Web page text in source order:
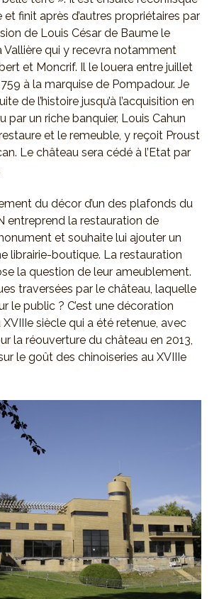
finit après d’autres propriétaires par
de Louis César de Baume le
Vallière qui y recevra notamment
et Moncrif. Il le louera entre juillet
à la marquise de Pompadour. Je
de l’histoire jusqu’à l’acquisition en
par un riche banquier, Louis Cahun
et le remeuble, y reçoit Proust
Le château sera cédé à l’Etat par
du décor d’un des plafonds du
entreprend la restauration de
et souhaite lui ajouter un
librairie-boutique. La restauration
la question de leur ameublement.
traversées par le château, laquelle
le public ? C’est une décoration
siècle qui a été retenue, avec
la réouverture du château en 2013,
le goût des chinoiseries au XVIIIe